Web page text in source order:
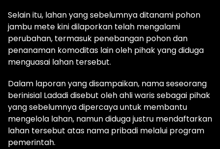
Selain itu, lahan yang sebelumnya ditanami pohon
jambu mete kini dilaporkan telah mengalami
perubahan, termasuk penebangan pohon dan
penanaman komoditas lain oleh pihak yang diduga
menguasai lahan tersebut.
Dalam laporan yang disampaikan, nama seseorang
berinisial Ladadi disebut oleh ahli waris sebagai pihak
yang sebelumnya dipercaya untuk membantu
mengelola lahan, namun diduga justru mendaftarkan
lahan tersebut atas nama pribadi melalui program
pemerintah.